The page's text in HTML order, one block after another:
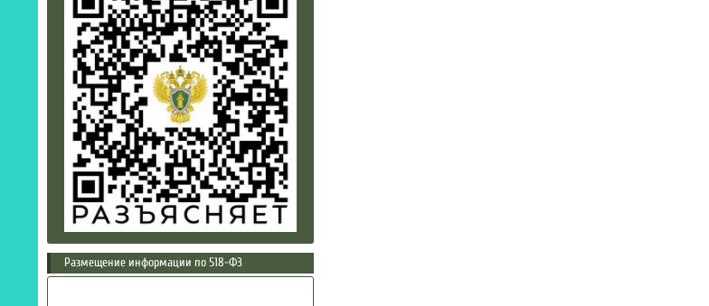
Размещение информации по 518-ФЗ